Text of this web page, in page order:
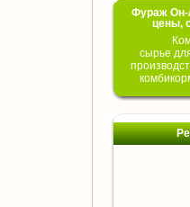
Фураж Он-
цены,
сырье